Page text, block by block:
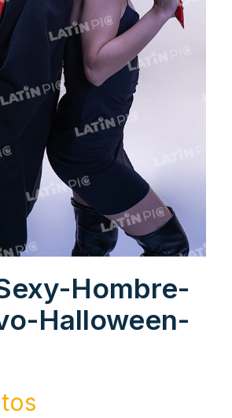
Hombre-
Halloween-